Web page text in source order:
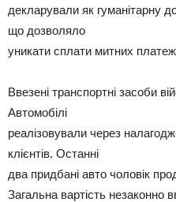
декларували як гуманітарну
що дозволяло
уникати сплати митних
Ввезені транспортні засоби
Автомобілі
реалізовували через
клієнтів. Останні
два придбані авто чоловік
Загальна вартість незаконно